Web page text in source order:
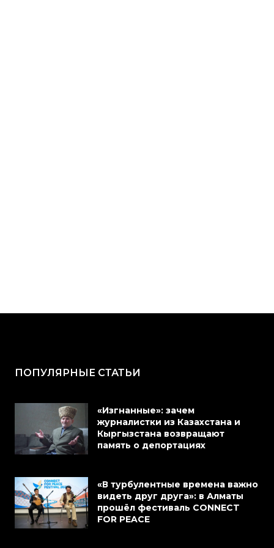
ПОПУЛЯРНЫЕ СТАТЬИ
«Изгнанные»: зачем
журналистки из Казахстана и
Кыргызстана возвращают
память о депортациях
«В турбулентные времена важно
видеть друг друга»: в Алматы
прошёл фестиваль CONNECT
FOR PEACE